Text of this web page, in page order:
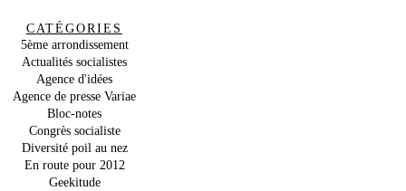
CATÉGORIES
5ème arrondissement
Actualités socialistes
Agence d'idées
Agence de presse Variae
Bloc-notes
Congrès socialiste
Diversité poil au nez
En route pour 2012
Geekitude